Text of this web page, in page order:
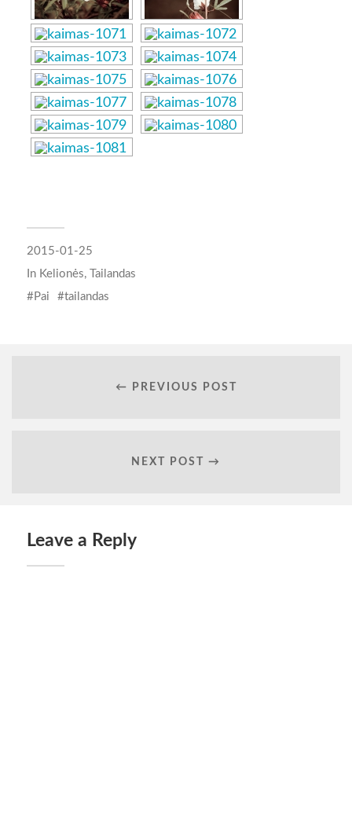
2015-01-25
In Kelionės,
Tailandas
Pai
tailandas
← PREVIOUS POST
NEXT POST →
Leave a Reply